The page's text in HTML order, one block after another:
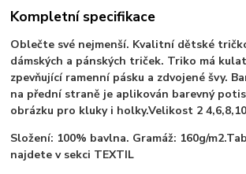
Kompletní specifikace
Oblečte své nejmenší. Kvalitní dětské
dámských a pánských triček. Triko má
zpevňující ramenní pásku a zdvojené švy.
na přední straně je aplikován barevný
obrázku pro kluky i holky.Velikost 2
Složení: 100% bavlna. Gramáž: 160g/
najdete v sekci TEXTIL